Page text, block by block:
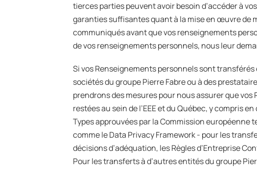
tierces parties peuvent avoir besoin d’accéder à
garanties suffisantes quant à la mise en œuvre de
communiqués avant que vos renseignements
de vos renseignements personnels, nous leur
Si vos Renseignements personnels sont transférés
sociétés du groupe Pierre Fabre ou à des
prendrons des mesures pour nous assurer que
restées au sein de l’EEE et du Québec, y compris
Types approuvées par la Commission européenne
comme le Data Privacy Framework - pour les
décisions d’adéquation, les Règles d’Entreprise
Pour les transferts à d’autres entités du groupe